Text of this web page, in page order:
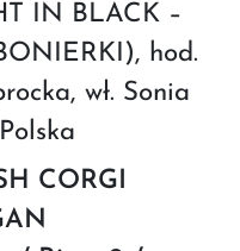
IN BLACK –
hod.
wł. Sonia
CORGI